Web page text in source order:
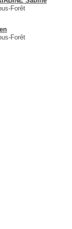
Forêt
Forêt